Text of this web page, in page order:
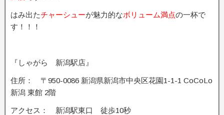
はみ出たチャーシューが魅力的なボリューム満点の一杯で
す！！！
『しゃがら 新潟駅店』
住所： 〒950-0086 新潟県新潟市中央区花園1-1-1 CoCoLo
新潟 東館 2階
アクセス： 新潟駅東口 徒歩10秒